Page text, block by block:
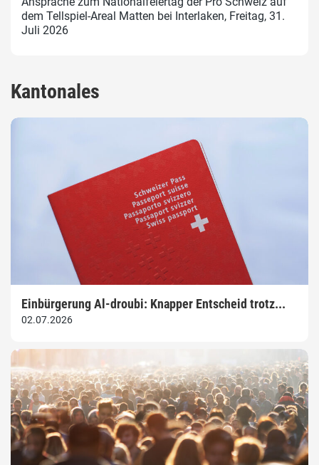
dem Tellspiel-Areal Matten bei Interlaken, Freitag, 31.
Juli 2026
Kantonales
Einbürgerung Al-droubi: Knapper Entscheid trotz...
02.07.2026